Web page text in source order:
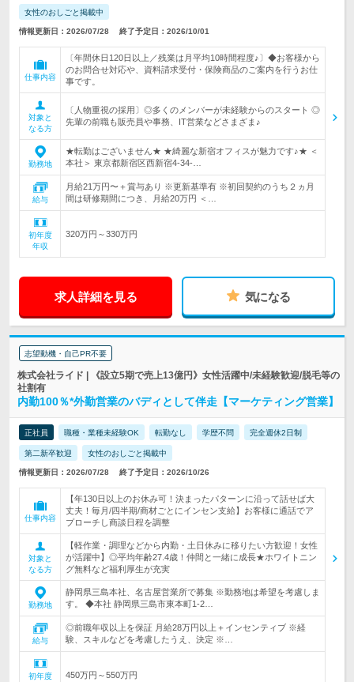
女性のおしごと掲載中
情報更新日：2026/07/28 終了予定日：2026/10/01
仕事内容
〔年間休日120日以上／残業は月平均10時間程度♪〕◆お客様から
のお問合せ対応や、資料請求受付・保険商品のご案内を行うお仕
事です。
対象と
なる方
〔人物重視の採用〕◎多くのメンバーが未経験からのスタート ◎
先輩の前職も販売員や事務、IT営業などさまざま♪
勤務地
★転勤はございません★ ★綺麗な新宿オフィスが魅力です♪★ ＜
本社＞ 東京都新宿区西新宿4-34-…
給与
月給21万円〜＋賞与あり ※更新基準有 ※初回契約のうち２ヵ月
間は研修期間につき、月給20万円 ＜…
初年度
年収
320万円～330万円
求人詳細を見る 気になる
志望動機・自己PR不要
株式会社ライド | 《設立5期で売上13億円》女性活躍中/未経験歓迎/脱毛等の
社割有
内勤100％*外勤営業のバディとして伴走【マーケティング営業】
正社員 職種・業種未経験OK 転勤なし 学歴不問 完全週休2日制
第二新卒歓迎 女性のおしごと掲載中
情報更新日：2026/07/28 終了予定日：2026/10/26
仕事内容
【年130日以上のお休み可！決まったパターンに沿って話せば大
丈夫！毎月/四半期/商材ごとにインセン支給】お客様に通話でア
プローチし商談日程を調整
対象と
なる方
【軽作業・調理などから内勤・土日休みに移りたい方歓迎！女性
が活躍中】◎平均年齢27.4歳！仲間と一緒に成長★ホワイトニン
グ無料など福利厚生が充実
勤務地
静岡県三島本社、名古屋営業所で募集 ※勤務地は希望を考慮しま
す。 ◆本社 静岡県三島市東本町1-2…
給与
◎前職年収以上を保証 月給28万円以上＋インセンティブ ※経
験、スキルなどを考慮したうえ、決定 ※…
初年度
450万円～550万円